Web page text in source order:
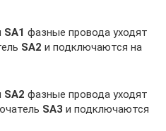
SA1 фазные провода уходят
SA2 и подключаются на
SA2 фазные провода уходят
SA3 и подключаются